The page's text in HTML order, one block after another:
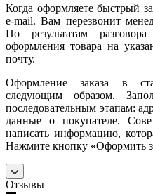
Когда оформляете быстрый
e-mail. Вам перезвонит
По результатам
оформления товара на
почту.
Оформление заказа в
следующим образом.
последовательным этапам:
данные о покупателе.
написать информацию,
Нажмите кнопку «Оформить
Отзывы